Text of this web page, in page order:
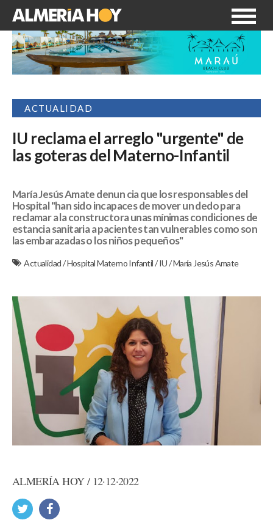
ACTUALIDAD
IU reclama el arreglo "urgente" de
las goteras del Materno-Infantil
María Jesús Amate denun cia que los responsables del
Hospital "han sido incapaces de mover un dedo para
reclamar a la constructora unas mínimas condiciones de
estancia sanitaria a pacientes tan vulnerables como son
las embarazadas o los niños pequeños"
Actualidad/Hospital Materno Infantil/IU/María Jesús Amate
ALMERÍA HOY / 12·12·2022